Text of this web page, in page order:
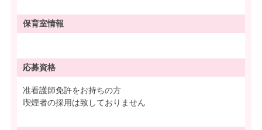
保育室情報
応募資格
准看護師免許をお持ちの方
喫煙者の採用は致しておりません